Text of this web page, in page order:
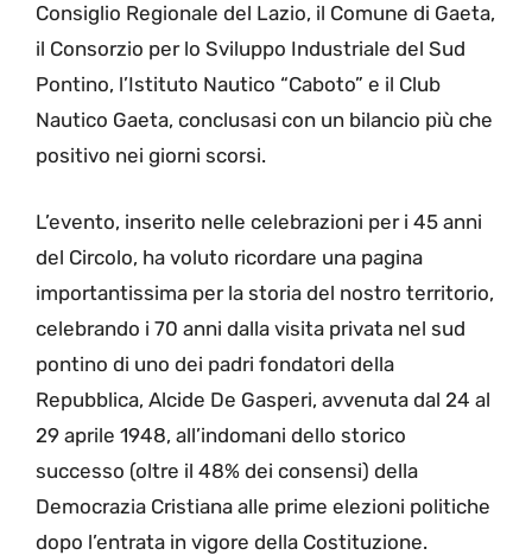
Consiglio Regionale del Lazio, il Comune di Gaeta,
il Consorzio per lo Sviluppo Industriale del Sud
Pontino, l’Istituto Nautico “Caboto” e il Club
Nautico Gaeta, conclusasi con un bilancio più che
positivo nei giorni scorsi.
L’evento, inserito nelle celebrazioni per i 45 anni
del Circolo, ha voluto ricordare una pagina
importantissima per la storia del nostro territorio,
celebrando i 70 anni dalla visita privata nel sud
pontino di uno dei padri fondatori della
Repubblica, Alcide De Gasperi, avvenuta dal 24 al
29 aprile 1948, all’indomani dello storico
successo (oltre il 48% dei consensi) della
Democrazia Cristiana alle prime elezioni politiche
dopo l’entrata in vigore della Costituzione.